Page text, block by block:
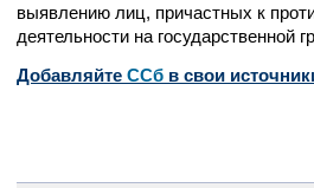
выявлению лиц, причастных к
деятельности на государственной
Добавляйте CСб в свои